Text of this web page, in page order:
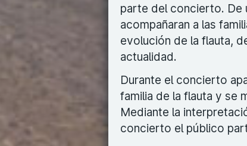
parte del concierto. De
acompañaran a las
evolución de la flauta,
actualidad.
Durante el concierto
familia de la flauta y se
Mediante la
concierto el público